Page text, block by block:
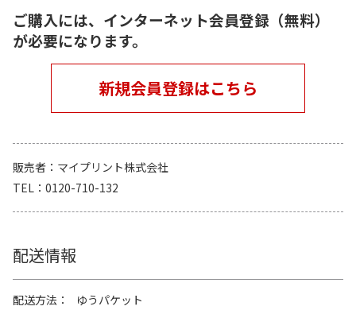
ご購入には、インターネット会員登録（無料）
が必要になります。
新規会員登録はこちら
販売者
マイプリント株式会社
TEL
0120-710-132
配送情報
配送方法
ゆうパケット